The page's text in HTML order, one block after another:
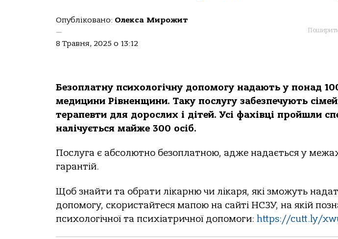
Опубліковано: Олекса Мирожит
—
8 Травня, 2025 о 13:12
Безоплатну психологічну допомогу надають у понад
медицини Рівненщини. Таку послугу забезпечують
терапевти для дорослих і дітей. Усі фахівці пройшли
налічується майже 300 осіб.
Послуга є абсолютно безоплатною, адже надається у
гарантій.
Щоб знайти та обрати лікарню чи лікаря, які зможуть
допомогу, скористайтеся мапою на сайті НСЗУ, на якій
психологічної та психіатричної допомоги: https://cutt.ly/